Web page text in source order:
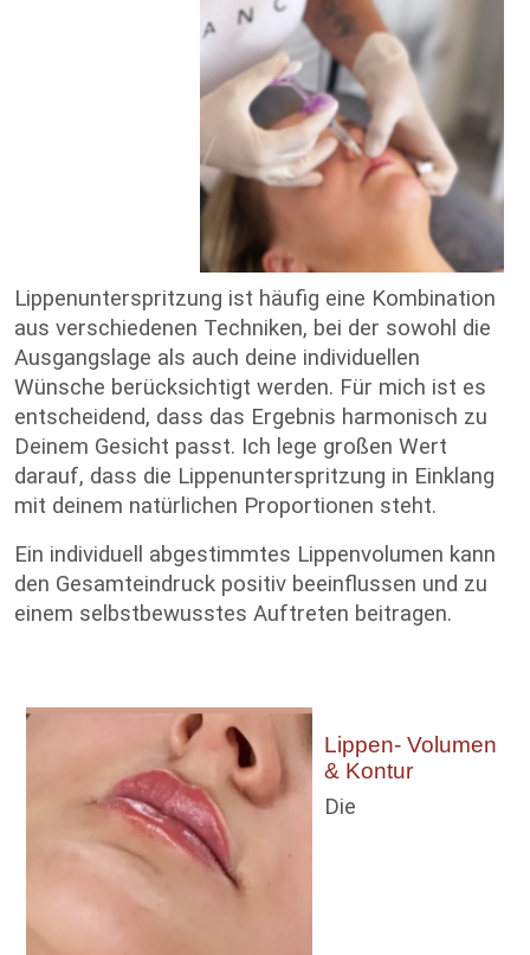
Lippenunterspritzung ist häufig eine Kombination
aus verschiedenen Techniken, bei der sowohl die
Ausgangslage als auch deine individuellen
Wünsche berücksichtigt werden. Für mich ist es
entscheidend, dass das Ergebnis harmonisch zu
Deinem Gesicht passt. Ich lege großen Wert
darauf, dass die Lippenunterspritzung in Einklang
mit deinem natürlichen Proportionen steht.
Ein individuell abgestimmtes Lippenvolumen kann
den Gesamteindruck positiv beeinflussen und zu
einem selbstbewusstes Auftreten beitragen.
Lippen- Volumen
& Kontur
Die